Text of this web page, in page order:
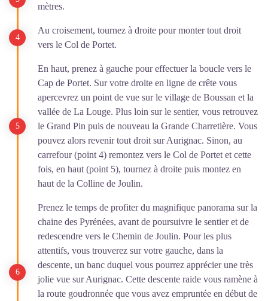
mètres.
Au croisement, tournez à droite pour monter tout droit
vers le Col de Portet.
En haut, prenez à gauche pour effectuer la boucle vers le
Cap de Portet. Sur votre droite en ligne de crête vous
apercevrez un point de vue sur le village de Boussan et la
vallée de La Louge. Plus loin sur le sentier, vous retrouvez
le Grand Pin puis de nouveau la Grande Charretière. Vous
pouvez alors revenir tout droit sur Aurignac. Sinon, au
carrefour (point 4) remontez vers le Col de Portet et cette
fois, en haut (point 5), tournez à droite puis montez en
haut de la Colline de Joulin.
Prenez le temps de profiter du magnifique panorama sur la
chaine des Pyrénées, avant de poursuivre le sentier et de
redescendre vers le Chemin de Joulin. Pour les plus
attentifs, vous trouverez sur votre gauche, dans la
descente, un banc duquel vous pourrez apprécier une très
jolie vue sur Aurignac. Cette descente raide vous ramène à
la route goudronnée que vous avez empruntée en début de